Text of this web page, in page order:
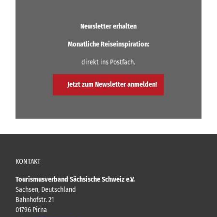
Newsletter erhalten
Monatliche Reiseinspiration:
direkt ins Postfach.
Jetzt zum Newsletter anmelden!
KONTAKT
Tourismusverband Sächsische Schweiz e.V.
Sachsen, Deutschland
Bahnhofstr. 21
01796 Pirna